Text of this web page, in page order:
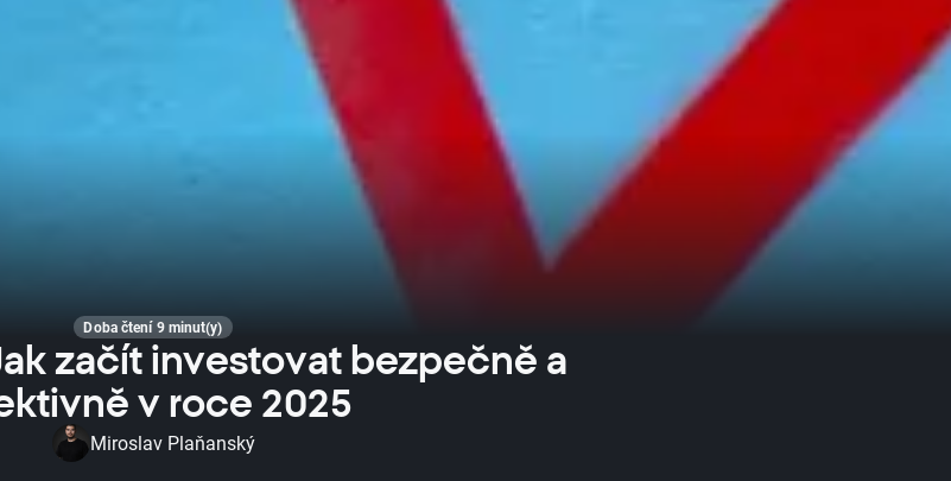
Doba čtení 9 minut(y)
začít investovat bezpečně a
v roce 2025
Miroslav Plaňanský